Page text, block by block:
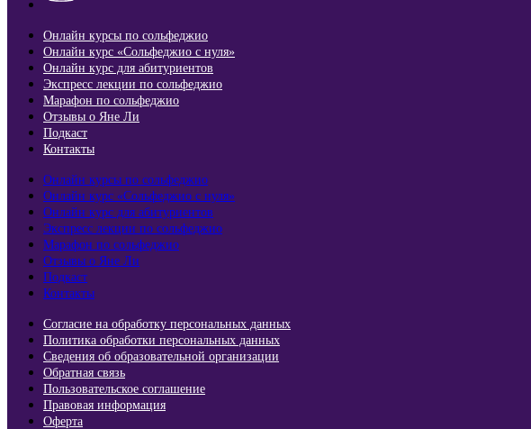
Онлайн курсы по сольфеджио
Онлайн курс «Сольфеджио с нуля»
Онлайн курс для абитуриентов
Экспресс лекции по сольфеджио​
Марафон по сольфеджио
Отзывы о Яне Ли
Подкаст
Контакты
Онлайн курсы по сольфеджио
Онлайн курс «Сольфеджио с нуля»
Онлайн курс для абитуриентов
Экспресс лекции по сольфеджио​
Марафон по сольфеджио
Отзывы о Яне Ли
Подкаст
Контакты
Согласие на обработку персональных данных
Политика обработки персональных данных
Сведения об образовательной организации
Обратная связь
Пользовательское соглашение
Правовая информация
Оферта